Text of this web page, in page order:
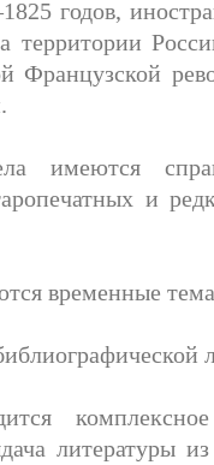
годов,
территории
Французской
имеются
и
временные
комплексное
литературы